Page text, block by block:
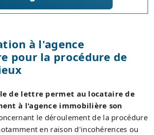
à l'agence
pour la procédure de
de lettre permet au locataire de
à l'agence immobilière son
le déroulement de la procédure
en raison d'incohérences ou